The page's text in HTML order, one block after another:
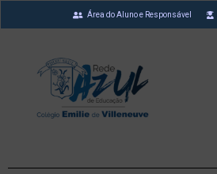
Área do Aluno e Responsável